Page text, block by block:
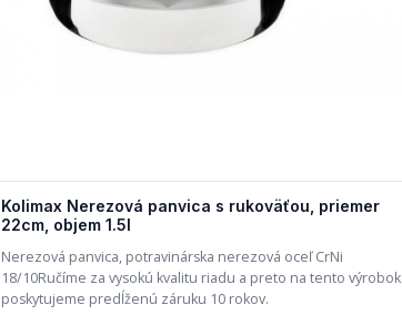
Kolimax Nerezová panvica s rukoväťou, priemer
22cm, objem 1.5l
Nerezová panvica, potravinárska nerezová oceľ CrNi
18/10Ručíme za vysokú kvalitu riadu a preto na tento výrobok
poskytujeme predĺženú záruku 10 rokov.